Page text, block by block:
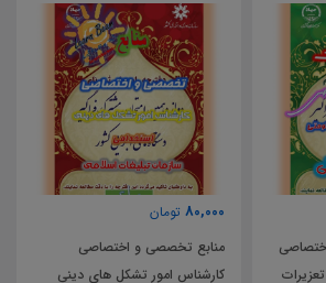
80,000 تومان
منابع تخصصی و اختصاصی
کارشناس امور تشکل های دینی